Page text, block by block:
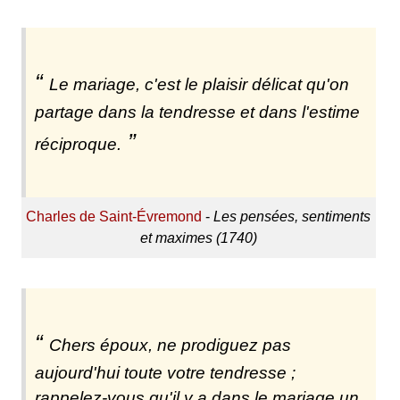
Le mariage, c'est le plaisir délicat qu'on
partage dans la tendresse et dans l'estime
réciproque.
Charles de Saint-Évremond -Les pensées, sentiments
et maximes (1740)
Chers époux, ne prodiguez pas
aujourd'hui toute votre tendresse ;